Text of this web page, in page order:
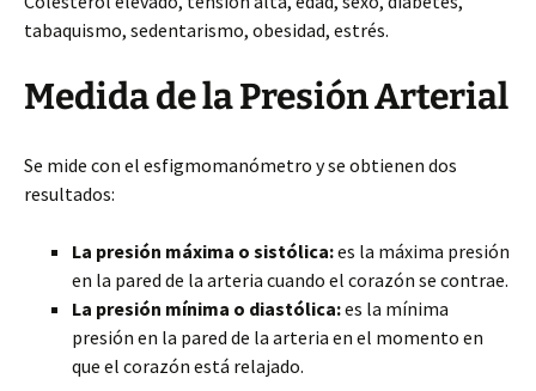
tabaquismo, sedentarismo, obesidad, estrés.
Medida de la Presión Arterial
Se mide con el esfigmomanómetro y se obtienen dos
resultados:
La presión máxima o sistólica:es la máxima presión
en la pared de la arteria cuando el corazón se contrae.
La presión mínima o diastólica:es la mínima
presión en la pared de la arteria en el momento en
que el corazón está relajado.